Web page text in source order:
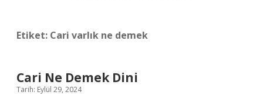
Etiket: Cari varlık ne demek
Cari Ne Demek Dini
Tarih: Eylül 29, 2024